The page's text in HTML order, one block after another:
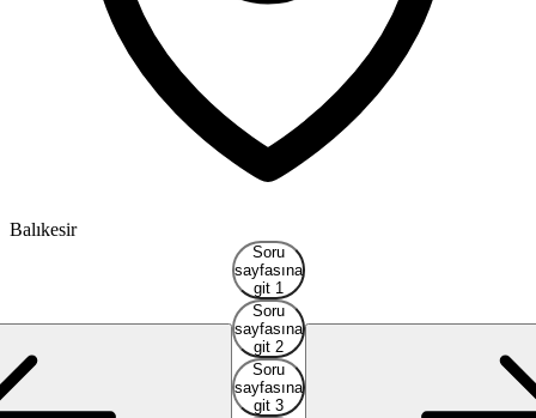
Balıkesir
Soru
sayfasına
git 1
Soru
sayfasına
git 2
Soru
sayfasına
git 3